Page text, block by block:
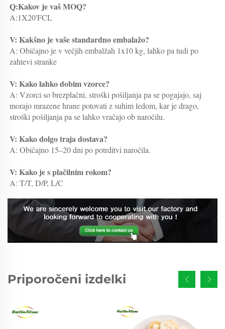
Q:Kakov je vaš MOQ?
A:1X20'FCL
V: Kakšno je vaše standardno embalažo?
A: Običajno je v večjih embalžah 1x10 kg, lahko pa tudi po
zahtevi stranke
V: Kako lahko dobim vzorce?
A: Vzorci so brezplačni, stroški pošiljanja pa se pogajajo, saj
morajo mrazene hrane potovati z suhim ledom, kar je drago,
stroški pošiljanja pa se lahko vračajo ob naročilu.
V: Kako dolgo traja dostava?
A: Običajno 15–20 dni po potrditvi naročila.
V: Kako je s plačilnim rokom?
A: T/T, D/P, L/C
Priporočeni izdelki